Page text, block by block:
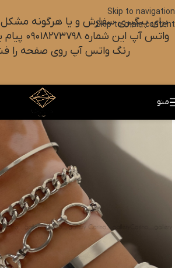
Skip to navigation
Skip to main content
برای پیگیری سفارش و یا هرگونه
واتس آپ
رنگ واتس آپ روی صفحه را
منو